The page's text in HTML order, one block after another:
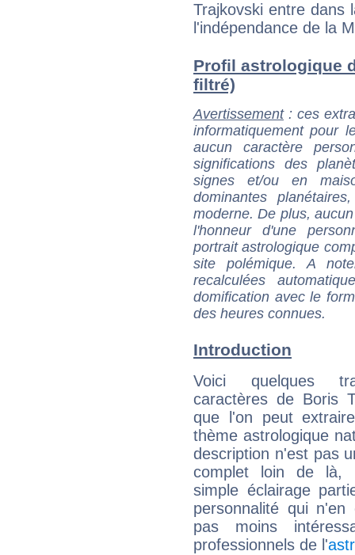
Trajkovski entre dans
l'indépendance de la
Profil astrologique
filtré)
Avertissement: ces
informatiquement pour
aucun caractère
significations des
signes et/ou en
dominantes
moderne. De plus,
l'honneur d'une
portrait astrologique
site polémique. A
recalculées
domification avec le
des heures connues.
Introduction
Voici quelques
caractères de Boris
que l'on peut
thème astrologique
description n'est pas
complet loin de là,
simple éclairage
personnalité qui n'en
pas moins
professionnels de l'